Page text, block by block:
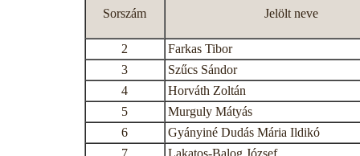
Sorszám Jelölt neve
2
Farkas Tibor
3
Szűcs Sándor
4
Horváth Zoltán
5
Murguly Mátyás
6
Gyányiné Dudás Mária Ildikó
7
Lakatos-Balog József